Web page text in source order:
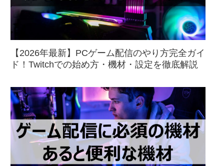
【2026年最新】PCゲーム配信のやり方完全ガイ
ド！Twitchでの始め方・機材・設定を徹底解説